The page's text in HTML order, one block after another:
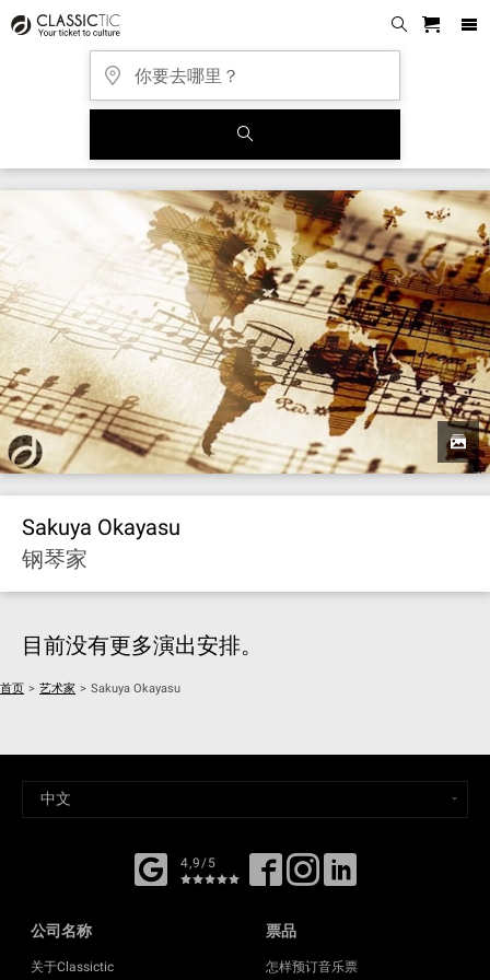
Sakuya Okayasu
钢琴家
目前没有更多演出安排。
首页 > 艺术家 > Sakuya Okayasu
4,9/5
公司名称
关于Classictic
票品
怎样预订音乐票